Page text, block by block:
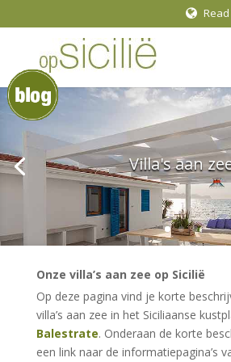
Villa's aan
Onze villa’s aan zee op Sicilië
Op deze pagina vind je korte
villa’s aan zee in het Siciliaanse
Balestrate. Onderaan de korte
een link naar de informatiepagina’s